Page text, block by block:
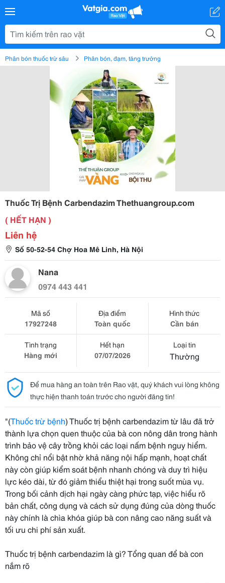
Phân bón thuốc trừ sâu Phân bón, đạm, tăng trưởng
Thuốc Trị Bệnh Carbendazim Thethuangroup.com
( HẾT HẠN )
Liên hệ
Số 50-52-54 Chợ Hoa Mê Linh, Hà Nội
Nana
0974 443 441
Mã số
17927248
Địa điểm
Toàn quốc
Hình thức
Cần bán
Tình trạng
Hàng mới
Hết hạn
07/07/2026
Loại tin
Thường
Để mua hàng an toàn trên Rao vặt, quý khách vui lòng không
thực hiện thanh toán trước cho người đăng tin!
"(Thuốc trừ bệnh) Thuốc trị bệnh carbendazim từ lâu đã trở
thành lựa chọn quen thuộc của bà con nông dân trong hành
trình bảo vệ cây trồng khỏi các loại nấm bệnh nguy hiểm.
Không chỉ nổi bật nhờ khả năng nội hấp mạnh, hoạt chất
này còn giúp kiểm soát bệnh nhanh chóng và duy trì hiệu
lực kéo dài, từ đó giảm thiểu thiệt hại trong suốt mùa vụ.
Trong bối cảnh dịch hại ngày càng phức tạp, việc hiểu rõ
bản chất, công dụng và cách sử dụng đúng của dòng thuốc
này chính là chìa khóa giúp bà con nâng cao năng suất và
tối ưu chi phí sản xuất.
Thuốc trị bệnh carbendazim là gì? Tổng quan để bà con
nắm rõ